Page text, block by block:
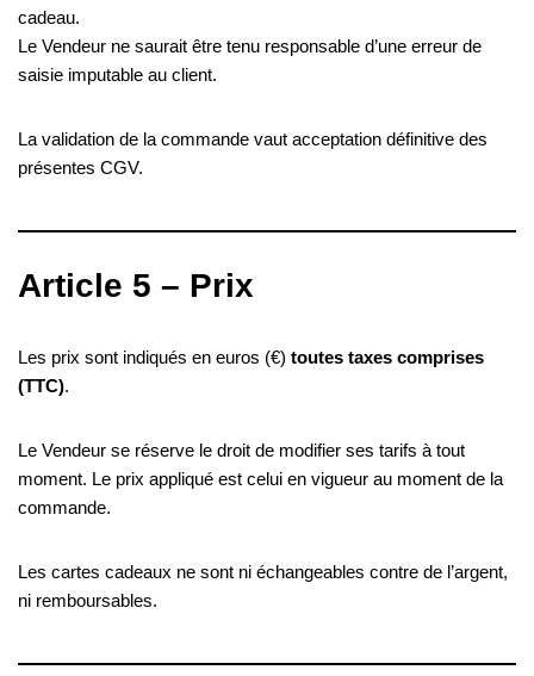
cadeau.
Le Vendeur ne saurait être tenu responsable d’une erreur de
saisie imputable au client.
La validation de la commande vaut acceptation définitive des
présentes CGV.
Article 5 – Prix
Les prix sont indiqués en euros (€) toutes taxes comprises
(TTC).
Le Vendeur se réserve le droit de modifier ses tarifs à tout
moment. Le prix appliqué est celui en vigueur au moment de la
commande.
Les cartes cadeaux ne sont ni échangeables contre de l’argent,
ni remboursables.